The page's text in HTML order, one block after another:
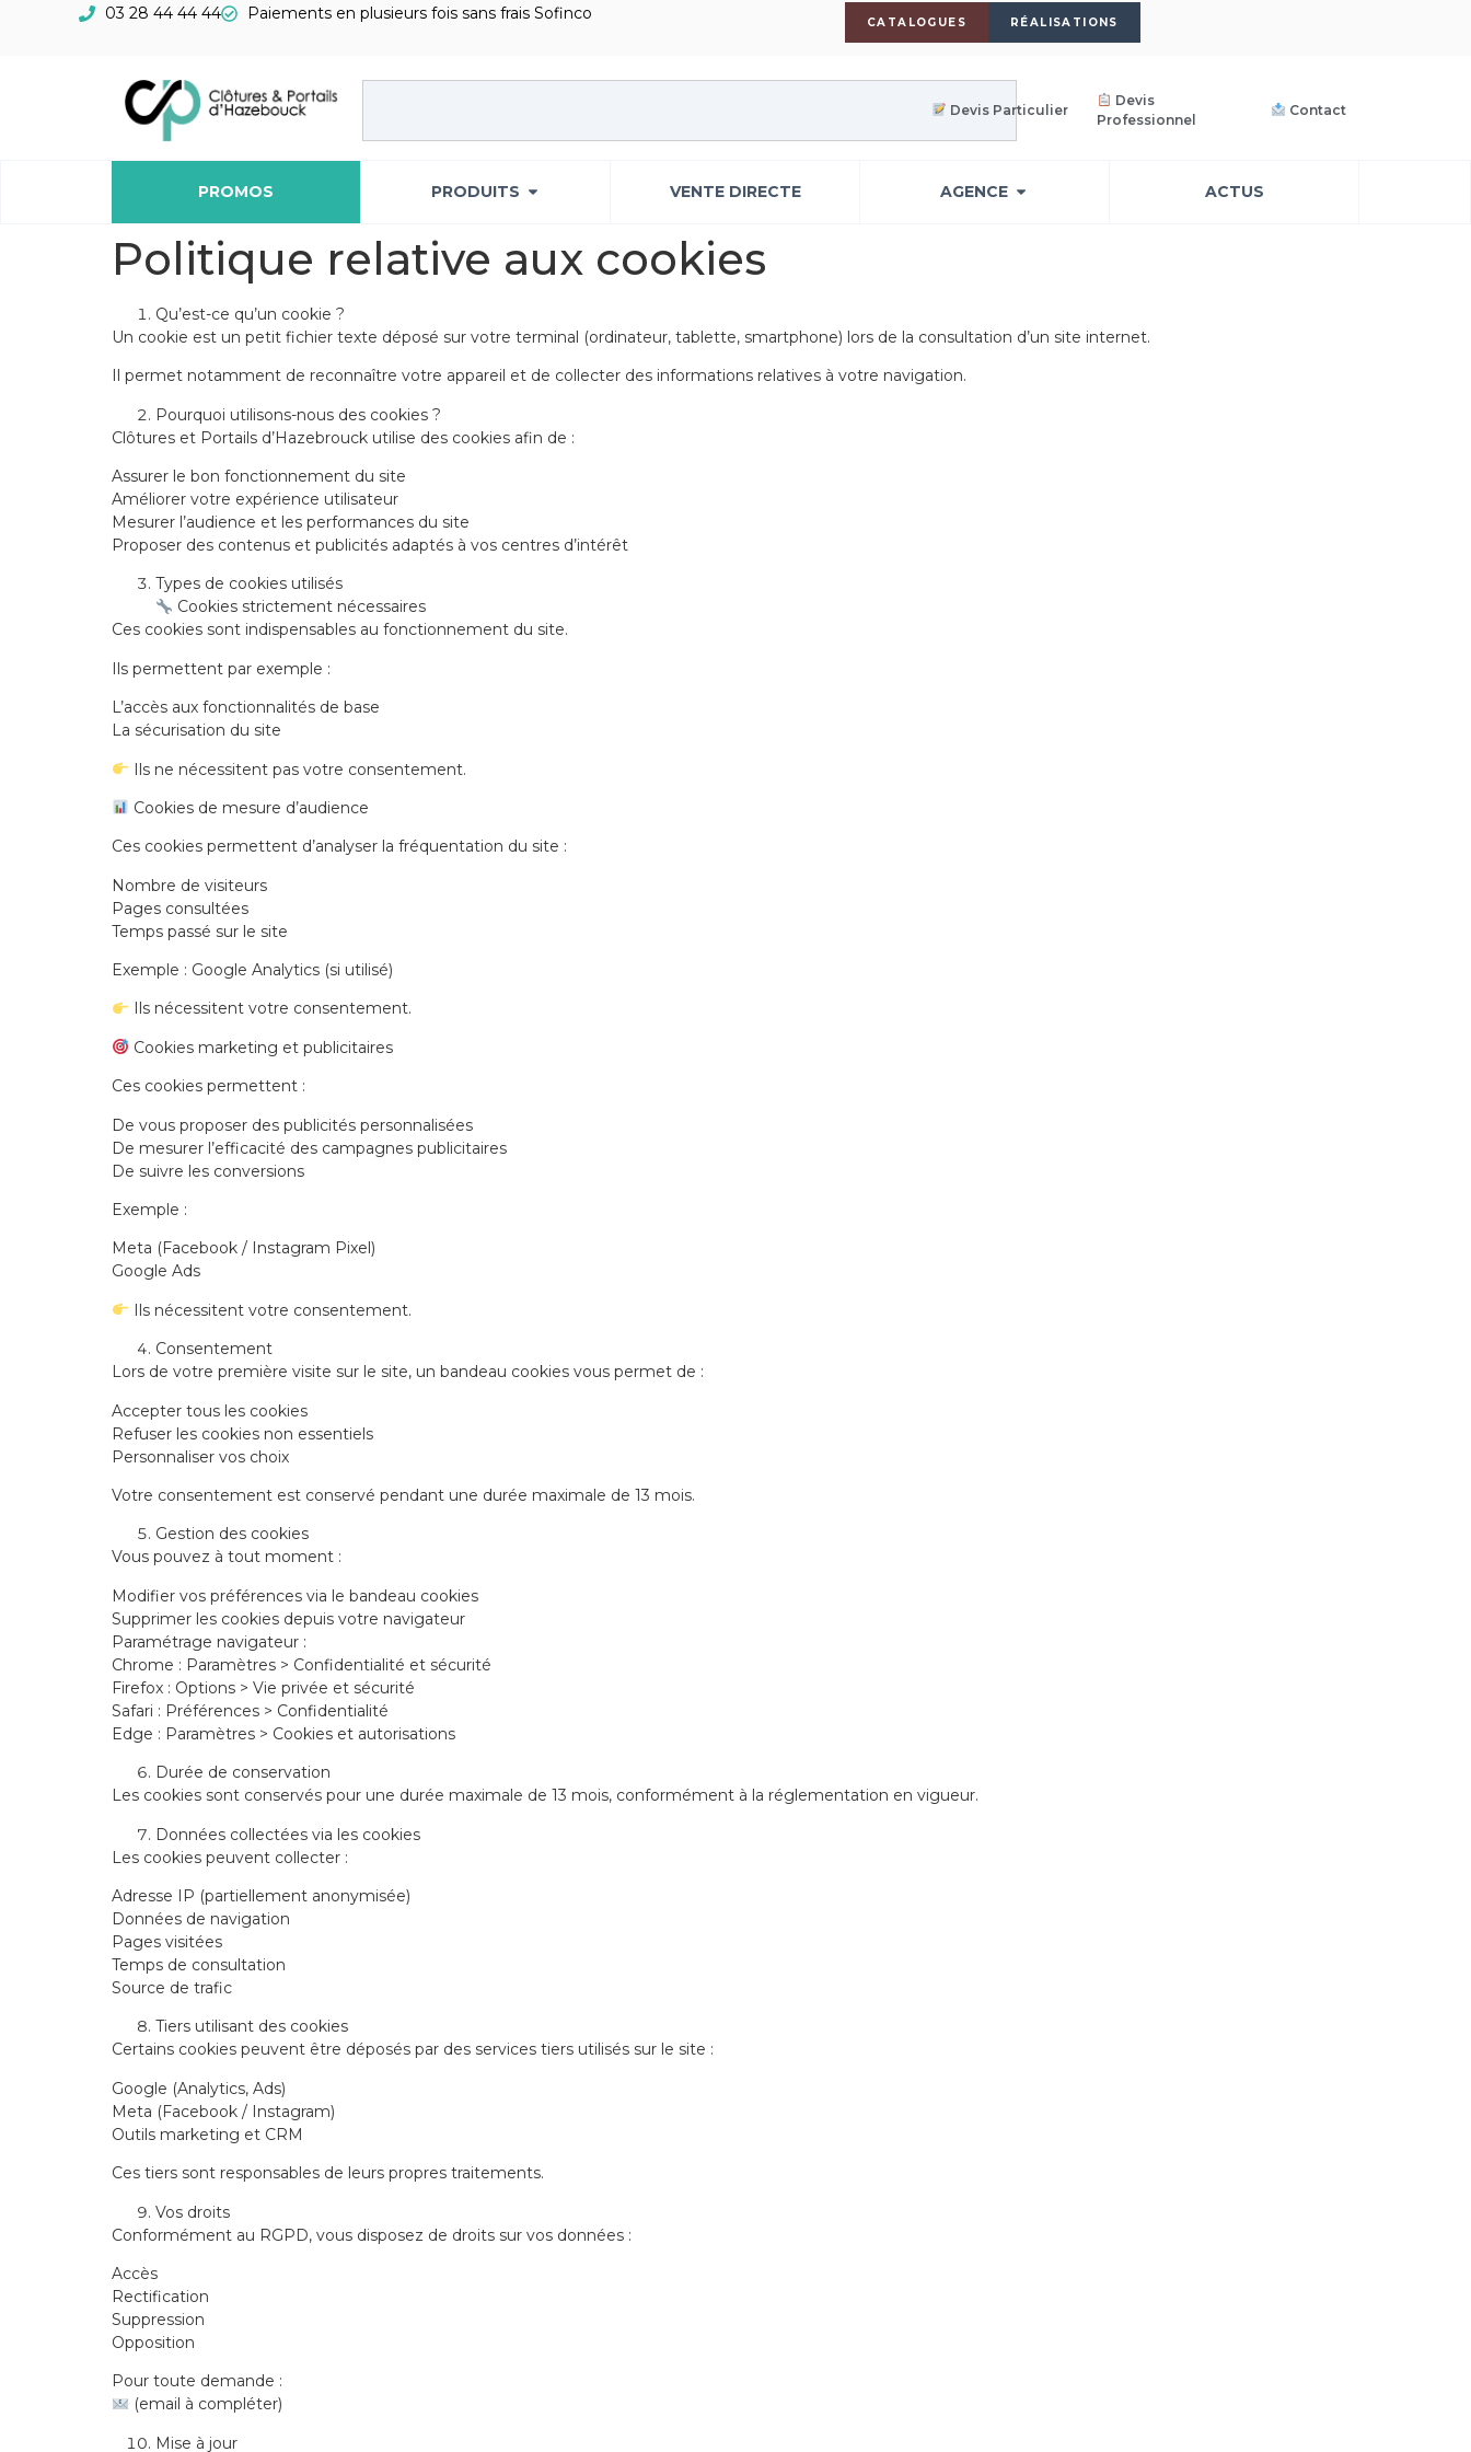
03 28 44 44 44 Paiements en plusieurs fois sans frais Sofinco CATALOGUES RÉALISATIONS
Devis Particulier
Devis
Professionnel
Contact
PROMOS PRODUITS VENTE DIRECTE AGENCE ACTUS
Politique relative aux cookies
Qu’est-ce qu’un cookie ?
Un cookie est un petit fichier texte déposé sur votre terminal (ordinateur, tablette, smartphone) lors de la consultation d’un site internet.
Il permet notamment de reconnaître votre appareil et de collecter des informations relatives à votre navigation.
Pourquoi utilisons-nous des cookies ?
Clôtures et Portails d’Hazebrouck utilise des cookies afin de :
Assurer le bon fonctionnement du site
Améliorer votre expérience utilisateur
Mesurer l’audience et les performances du site
Proposer des contenus et publicités adaptés à vos centres d’intérêt
Types de cookies utilisés
Cookies strictement nécessaires
Ces cookies sont indispensables au fonctionnement du site.
Ils permettent par exemple :
L’accès aux fonctionnalités de base
La sécurisation du site
Ils ne nécessitent pas votre consentement.
Cookies de mesure d’audience
Ces cookies permettent d’analyser la fréquentation du site :
Nombre de visiteurs
Pages consultées
Temps passé sur le site
Exemple : Google Analytics (si utilisé)
Ils nécessitent votre consentement.
Cookies marketing et publicitaires
Ces cookies permettent :
De vous proposer des publicités personnalisées
De mesurer l’efficacité des campagnes publicitaires
De suivre les conversions
Exemple :
Meta (Facebook / Instagram Pixel)
Google Ads
Ils nécessitent votre consentement.
Consentement
Lors de votre première visite sur le site, un bandeau cookies vous permet de :
Accepter tous les cookies
Refuser les cookies non essentiels
Personnaliser vos choix
Votre consentement est conservé pendant une durée maximale de 13 mois.
Gestion des cookies
Vous pouvez à tout moment :
Modifier vos préférences via le bandeau cookies
Supprimer les cookies depuis votre navigateur
Paramétrage navigateur :
Chrome : Paramètres > Confidentialité et sécurité
Firefox : Options > Vie privée et sécurité
Safari : Préférences > Confidentialité
Edge : Paramètres > Cookies et autorisations
Durée de conservation
Les cookies sont conservés pour une durée maximale de 13 mois, conformément à la réglementation en vigueur.
Données collectées via les cookies
Les cookies peuvent collecter :
Adresse IP (partiellement anonymisée)
Données de navigation
Pages visitées
Temps de consultation
Source de trafic
Tiers utilisant des cookies
Certains cookies peuvent être déposés par des services tiers utilisés sur le site :
Google (Analytics, Ads)
Meta (Facebook / Instagram)
Outils marketing et CRM
Ces tiers sont responsables de leurs propres traitements.
Vos droits
Conformément au RGPD, vous disposez de droits sur vos données :
Accès
Rectification
Suppression
Opposition
Pour toute demande :
(email à compléter)
Mise à jour